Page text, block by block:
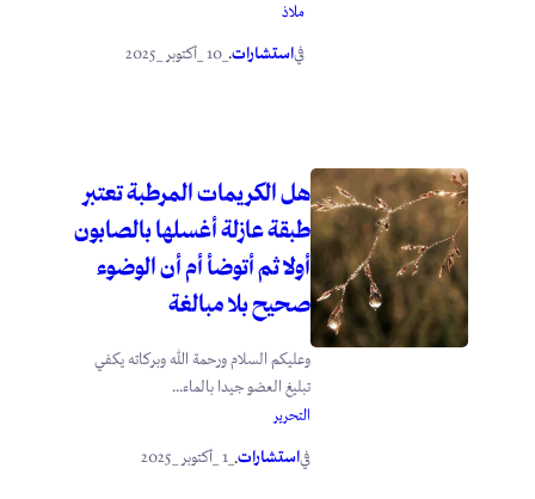
ملاذ
فياستشارات. _10 _أكتوبر _2025
هل الكريمات المرطبة تعتبر
طبقة عازلة أغسلها بالصابون
أولا ثم أتوضأ أم أن الوضوء
صحيح بلا مبالغة
وعليكم السلام ورحمة الله وبركاته يكفي
تبليغ العضو جيدا بالماء...
التحرير
فياستشارات.